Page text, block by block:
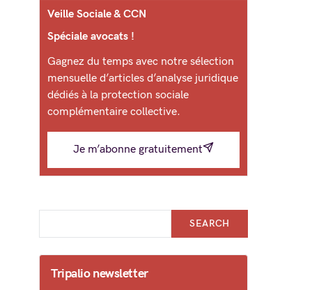
Veille Sociale & CCN
Spéciale avocats !
Gagnez du temps avec notre sélection
mensuelle d’articles d’analyse juridique
dédiés à la protection sociale
complémentaire collective.
Je m’abonne gratuitement
SEARCH
Tripalio newsletter